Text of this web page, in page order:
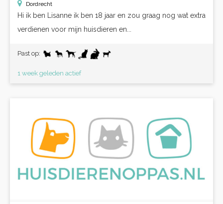
Dordrecht
Hi ik ben Lisanne ik ben 18 jaar en zou graag nog wat extra
verdienen voor mijn huisdieren en...
Past op:
1 week geleden actief